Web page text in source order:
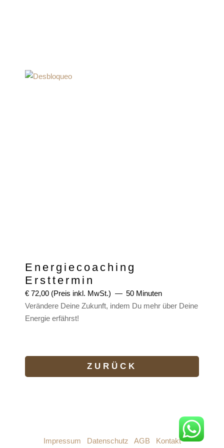
Energiecoaching
Ersttermin
€ 72,00 (Preis inkl. MwSt.)
50 Minuten
Verändere Deine Zukunft, indem Du mehr über Deine
Energie erfährst!
Ersttermin
ZURÜCK
Impressum Datenschutz AGB Kontakt